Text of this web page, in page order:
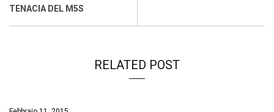
o
p
TENACIA DEL M5S
RELATED POST